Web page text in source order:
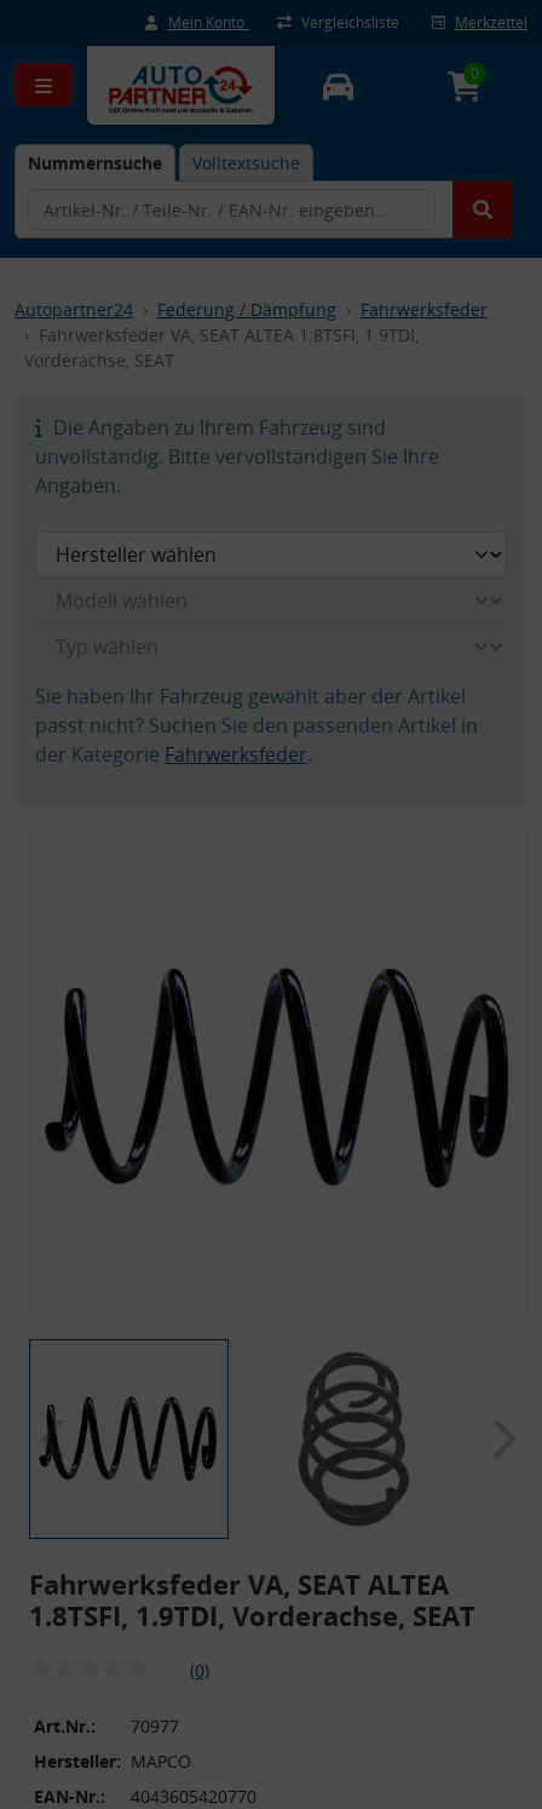
Mein Konto Vergleichsliste Merkzettel
Nummernsuche Volltextsuche
0
Autopartner24 Federung / Dämpfung
Fahrwerksfeder
Fahrwerksfeder VA, SEAT ALTEA 1.8TSFI, 1.9TDI,
Vorderachse, SEAT
Die Angaben zu Ihrem Fahrzeug sind
unvollständig. Bitte vervollständigen Sie Ihre
Angaben.
Sie haben Ihr Fahrzeug gewählt aber der Artikel
passt nicht? Suchen Sie den passenden Artikel in
der Kategorie Fahrwerksfeder.
Fahrwerksfeder VA, SEAT ALTEA
1.8TSFI, 1.9TDI, Vorderachse, SEAT
(0)
Art.Nr.:
70977
Hersteller: MAPCO
EAN-Nr.:
4043605420770